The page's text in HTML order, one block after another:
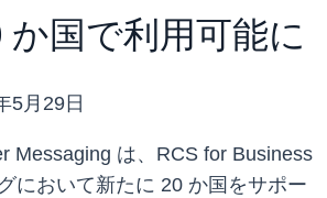
か国で利用可能に
5月29日
Messaging は、RCS for Business
において新たに 20 か国をサポー